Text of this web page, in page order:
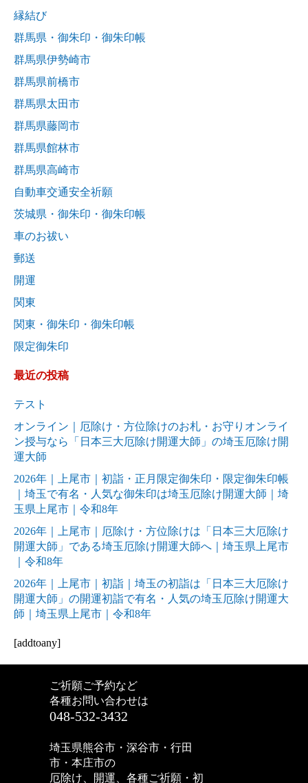
縁結び
群馬県・御朱印・御朱印帳
群馬県伊勢崎市
群馬県前橋市
群馬県太田市
群馬県藤岡市
群馬県館林市
群馬県高崎市
自動車交通安全祈願
茨城県・御朱印・御朱印帳
車のお祓い
郵送
開運
関東
関東・御朱印・御朱印帳
限定御朱印
最近の投稿
テスト
オンライン｜厄除け・方位除けのお札・お守りオンライ
ン授与なら「日本三大厄除け開運大師」の埼玉厄除け開
運大師
2026年｜上尾市｜初詣・正月限定御朱印・限定御朱印帳
｜埼玉で有名・人気な御朱印は埼玉厄除け開運大師｜埼
玉県上尾市｜令和8年
2026年｜上尾市｜厄除け・方位除けは「日本三大厄除け
開運大師」である埼玉厄除け開運大師へ｜埼玉県上尾市
｜令和8年
2026年｜上尾市｜初詣｜埼玉の初詣は「日本三大厄除け
開運大師」の開運初詣で有名・人気の埼玉厄除け開運大
師｜埼玉県上尾市｜令和8年
[addtoany]
ご祈願ご予約など
各種お問い合わせは
048-532-3432
埼玉県熊谷市・深谷市・行田
市・本庄市の
厄除け、開運、各種ご祈願・初